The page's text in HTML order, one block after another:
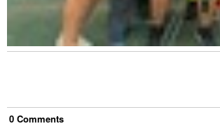
0 Comments